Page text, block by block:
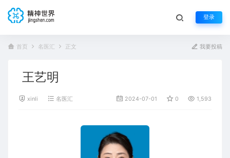
登录
首页 名医汇 正文 我要投稿
王艺明
xinli 名医汇 2024-07-01 0 1,593